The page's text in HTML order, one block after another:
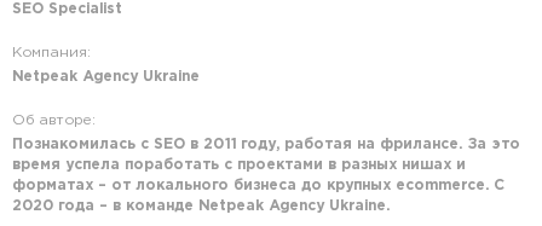
SEO Specialist
Компания:
Netpeak Agency Ukraine
Об авторе:
Познакомилась с SEO в 2011 году, работая на фрилансе. За это
время успела поработать с проектами в разных нишах и
форматах – от локального бизнеса до крупных ecommerce. С
2020 года – в команде Netpeak Agency Ukraine.